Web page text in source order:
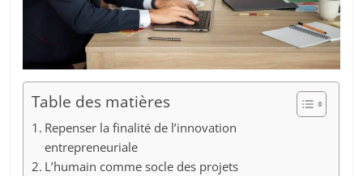
Table des matières
Repenser la finalité de l’innovation
entrepreneuriale
L’humain comme socle des projets